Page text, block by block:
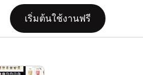
เริ่มต้นใช้งานฟรี